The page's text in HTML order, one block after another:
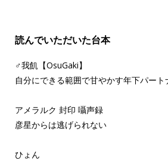
読んでいただいた台本
♂我飢【OsuGaki】
自分にできる範囲で甘やかす年下パート
アメラルク 封印 囁声録
彦星からは逃げられない
ひょん